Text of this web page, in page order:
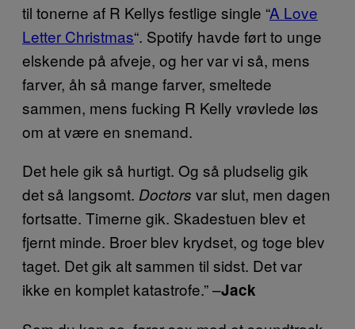
til tonerne af R Kellys festlige single “A Love
Letter Christmas“. Spotify havde ført to unge
elskende på afveje, og her var vi så, mens
farver, åh så mange farver, smeltede
sammen, mens fucking R Kelly vrøvlede løs
om at være en snemand.
Det hele gik så hurtigt. Og så pludselig gik
det så langsomt. Doctors var slut, men dagen
fortsatte. Timerne gik. Skadestuen blev et
fjernt minde. Broer blev krydset, og toge blev
taget. Det gik alt sammen til sidst. Det var
ikke en komplet katastrofe.” –Jack